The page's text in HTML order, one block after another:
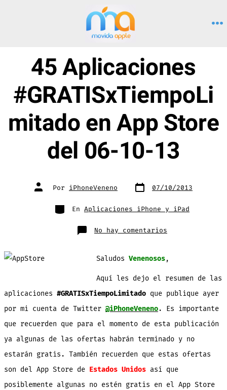
45 Aplicaciones
#GRATISxTiempoLi
mitado en App Store
del 06-10-13
Autor
de Por iPhoneVeneno Fecha
de 07/10/2013
Categorías
En Aplicaciones iPhone y iPad
No hay comentarios
45
App
06-
13
Saludos Venenosos,
Aquí les dejo el resumen de las
aplicaciones #GRATISxTiempoLimitadoque publique ayer
por mi cuenta de Twitter @iPhoneVeneno. Es importante
que recuerden que para el momento de esta publicación
ya algunas de las ofertas habrán terminado y no
estarán gratis. También recuerden que estas ofertas
son del App Store de Estados Unidosasí que
posiblemente algunas no estén gratis en el App Store